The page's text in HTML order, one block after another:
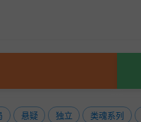
明你的价值。
悬疑 独立 类魂系列